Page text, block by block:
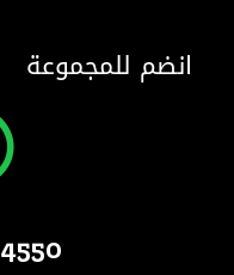
انضم للمجموعة
4550 824 514 1 +